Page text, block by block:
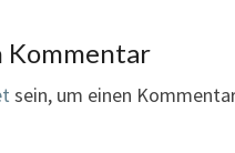
Kommentar
sein, um einen